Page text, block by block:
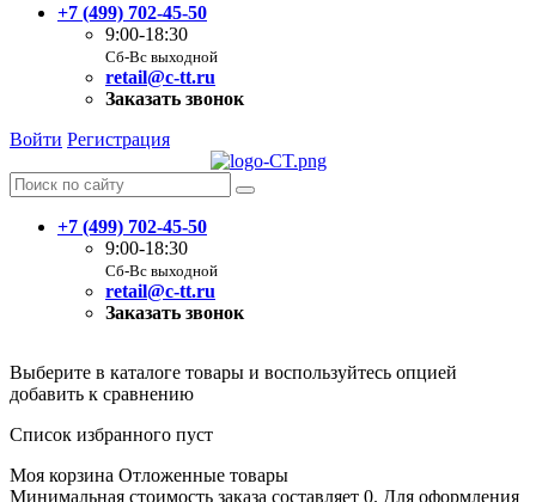
+7 (499) 702-45-50
9:00-18:30
Сб-Вс выходной
retail@c-tt.ru
Заказать звонок
Войти Регистрация
+7 (499) 702-45-50
9:00-18:30
Сб-Вс выходной
retail@c-tt.ru
Заказать звонок
Выберите в каталоге товары и воспользуйтесь опцией
добавить к сравнению
Список избранного пуст
Моя корзина Отложенные товары
Минимальная стоимость заказа составляет 0. Для оформления